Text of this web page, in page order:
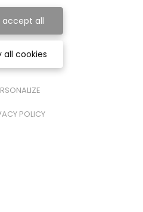
accept all
all cookies
POLICY